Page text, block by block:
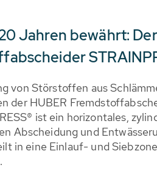
Jahren bewährt:
von Störstoffen aus
der HUBER
ist ein horizontales,
Abscheidung und
in eine Einlauf- und